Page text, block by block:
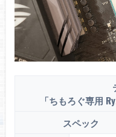
PCIeレーン
内蔵GPU
「ちもろぐ専用
スペック